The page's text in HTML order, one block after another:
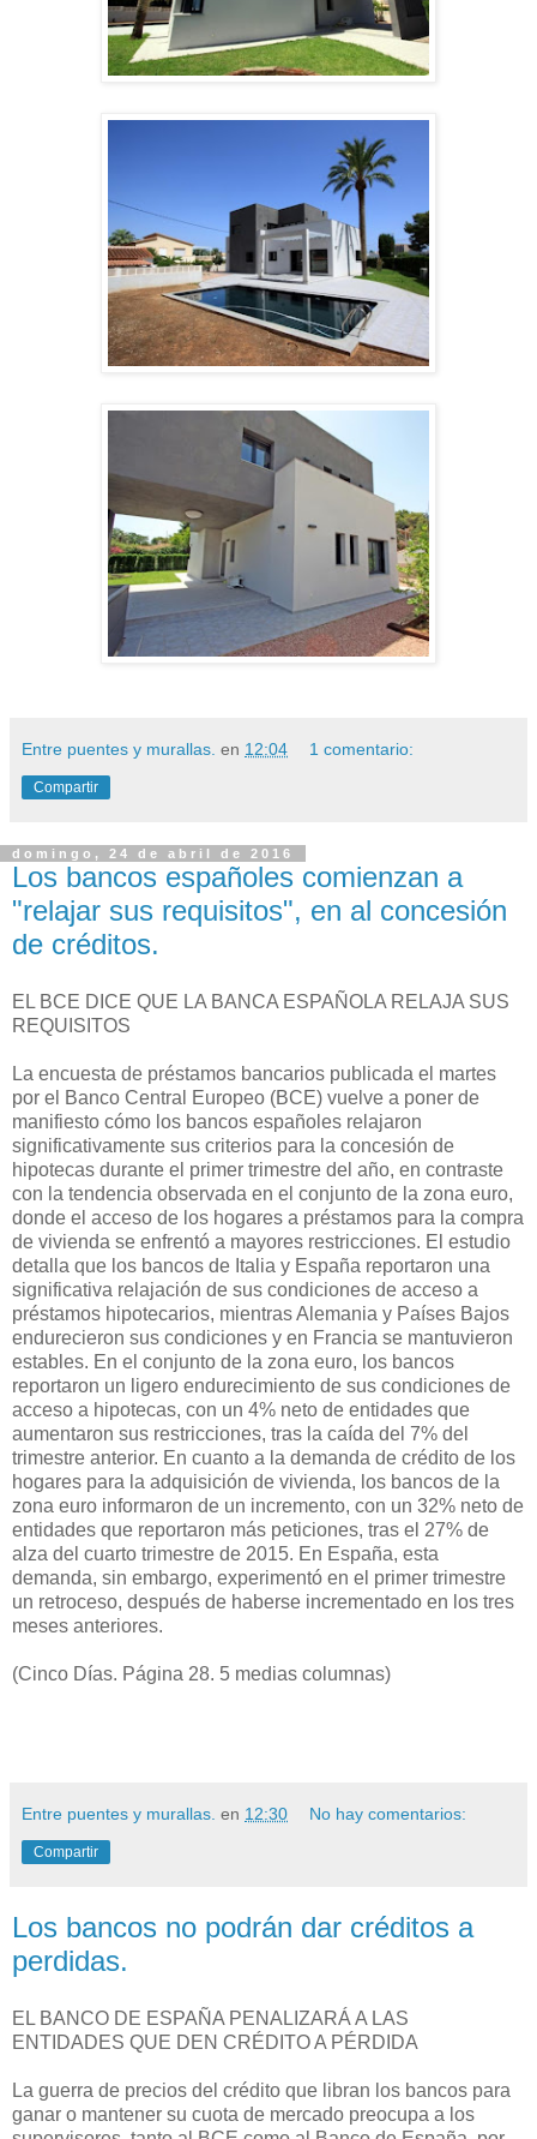
Entre puentes y murallas. en 12:04 1 comentario:
Compartir
domingo, 24 de abril de 2016
Los bancos españoles comienzan a
"relajar sus requisitos", en al concesión
de créditos.
EL BCE DICE QUE LA BANCA ESPAÑOLA RELAJA SUS
REQUISITOS
La encuesta de préstamos bancarios publicada el martes
por el Banco Central Europeo (BCE) vuelve a poner de
manifiesto cómo los bancos españoles relajaron
significativamente sus criterios para la concesión de
hipotecas durante el primer trimestre del año, en contraste
con la tendencia observada en el conjunto de la zona euro,
donde el acceso de los hogares a préstamos para la compra
de vivienda se enfrentó a mayores restricciones. El estudio
detalla que los bancos de Italia y España reportaron una
significativa relajación de sus condiciones de acceso a
préstamos hipotecarios, mientras Alemania y Países Bajos
endurecieron sus condiciones y en Francia se mantuvieron
estables. En el conjunto de la zona euro, los bancos
reportaron un ligero endurecimiento de sus condiciones de
acceso a hipotecas, con un 4% neto de entidades que
aumentaron sus restricciones, tras la caída del 7% del
trimestre anterior. En cuanto a la demanda de crédito de los
hogares para la adquisición de vivienda, los bancos de la
zona euro informaron de un incremento, con un 32% neto de
entidades que reportaron más peticiones, tras el 27% de
alza del cuarto trimestre de 2015. En España, esta
demanda, sin embargo, experimentó en el primer trimestre
un retroceso, después de haberse incrementado en los tres
meses anteriores.
(Cinco Días. Página 28. 5 medias columnas)
Entre puentes y murallas. en 12:30 No hay comentarios:
Compartir
Los bancos no podrán dar créditos a
perdidas.
EL BANCO DE ESPAÑA PENALIZARÁ A LAS
ENTIDADES QUE DEN CRÉDITO A PÉRDIDA
La guerra de precios del crédito que libran los bancos para
ganar o mantener su cuota de mercado preocupa a los